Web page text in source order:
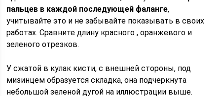
пальцев в каждой последующей фаланге,
учитывайте это и не забывайте показывать в своих
работах. Сравните длину красного , оранжевого и
зеленого отрезков.
У сжатой в кулак кисти, с внешней стороны, под
мизинцем образуется складка, она подчеркнута
небольшой зеленой дугой на иллюстрации выше.